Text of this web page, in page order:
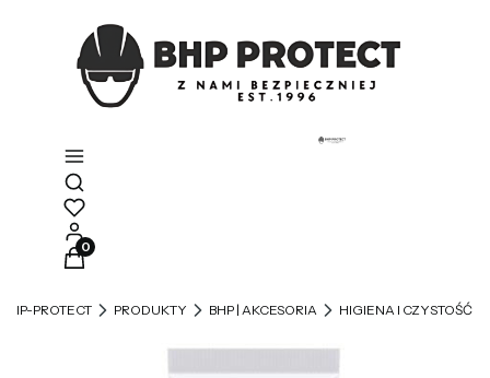
Otwórz wyszukiwarkę
Produkty w koszyku: 0. Zobacz szczegóły
BHP-PROTECT PRODUKTY BHP | AKCESORIA HIGIENA I CZYSTOŚĆ